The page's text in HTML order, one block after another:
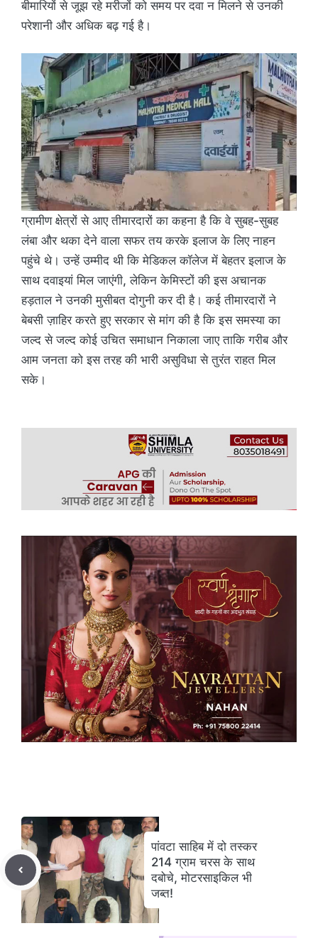
बीमारियों से जूझ रहे मरीजों को समय पर दवा न मिलने से उनकी
परेशानी और अधिक बढ़ गई है।
ग्रामीण क्षेत्रों से आए तीमारदारों का कहना है कि वे सुबह-सुबह
लंबा और थका देने वाला सफर तय करके इलाज के लिए नाहन
पहुंचे थे। उन्हें उम्मीद थी कि मेडिकल कॉलेज में बेहतर इलाज के
साथ दवाइयां मिल जाएंगी, लेकिन केमिस्टों की इस अचानक
हड़ताल ने उनकी मुसीबत दोगुनी कर दी है। कई तीमारदारों ने
बेबसी ज़ाहिर करते हुए सरकार से मांग की है कि इस समस्या का
जल्द से जल्द कोई उचित समाधान निकाला जाए ताकि गरीब और
आम जनता को इस तरह की भारी असुविधा से तुरंत राहत मिल
सके।
पांवटा साहिब में दो तस्कर
214 ग्राम चरस के साथ
दबोचे, मोटरसाइकिल भी
जब्त!